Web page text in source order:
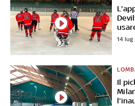
14 lug
Il